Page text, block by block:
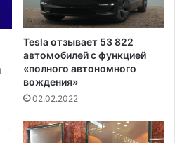
Tesla отзывает 53 822
автомобилей с функцией
«полного автономного
вождения»
02.02.2022